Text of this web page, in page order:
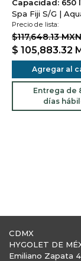
Capacidad: 650
Spa Fiji S/G |
Precio de lista:
$117,648.13 MXN
$ 105,883.32
Agregar al
Entrega de
días
CDMX
HYGOLET DE
Emiliano Zapata